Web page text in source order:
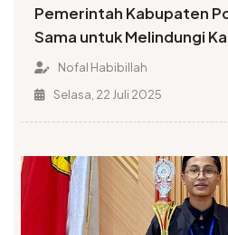
Pemerintah Kabupaten
Sama untuk Melindungi
Penyalahgunaan Narkoba
Nofal Habibillah
Selasa, 22 Juli 2025